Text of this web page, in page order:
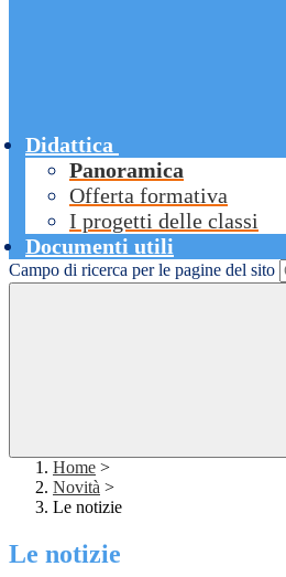
Didattica
Panoramica
Offerta formativa
I progetti delle classi
Documenti utili
Campo di ricerca per le pagine del sito
Home >
Novità >
Le notizie
Le notizie